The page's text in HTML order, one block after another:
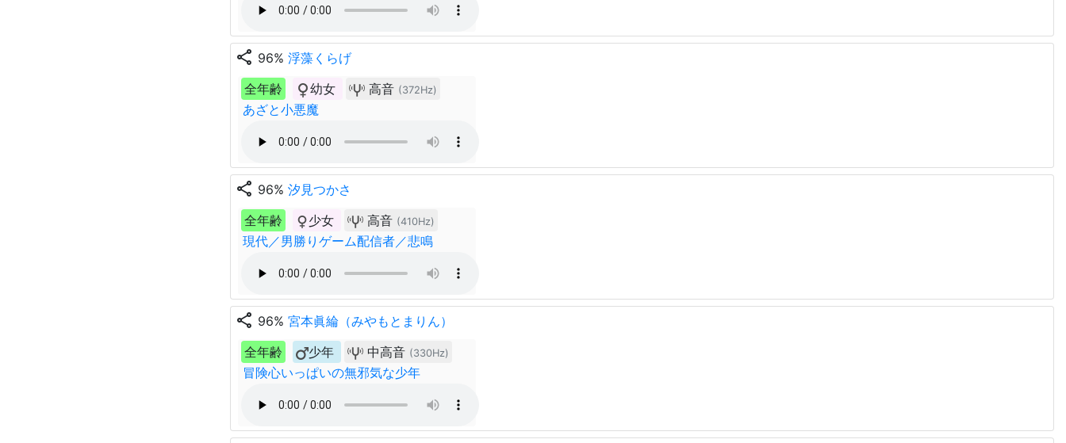
share 96% 浮藻くらげ
全年齢
幼女 高音 (372Hz)
あざと小悪魔
share 96% 汐見つかさ
全年齢
少女 高音 (410Hz)
現代／男勝りゲーム配信者／悲鳴
share 96% 宮本眞綸（みやもとまりん）
全年齢
少年 中高音 (330Hz)
冒険心いっぱいの無邪気な少年